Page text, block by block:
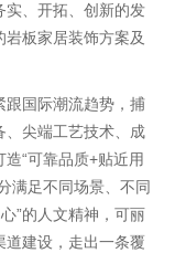
实、开拓、创新的发
板家居装饰方案及
跟国际潮流趋势，捕
、尖端工艺技术、成
“可靠品质+贴近用
满足不同场景、不同
”的人文精神，可丽
道建设，走出一条覆